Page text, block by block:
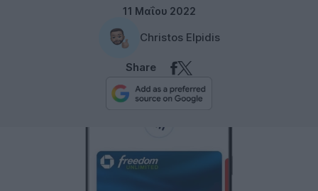
11 Μαΐου 2022
Christos Elpidis
Share